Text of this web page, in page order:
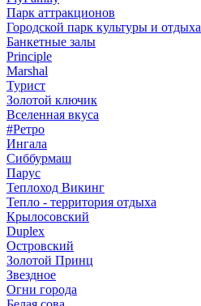
Парк аттракционов
Городской парк культуры и отдыха
Банкетные залы
Principle
Marshal
Турист
Золотой ключик
Вселенная вкуса
#Ретро
Ингала
Сиббурмаш
Парус
Теплоход Викинг
Тепло - территория отдыха
Крылосовский
Duplex
Островский
Золотой Принц
Звездное
Огни города